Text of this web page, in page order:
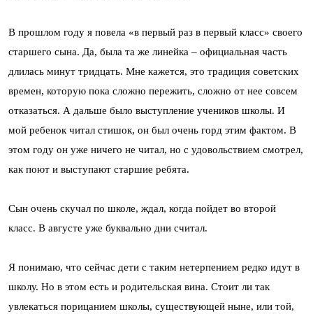
В прошлом году я повела «в первый раз в первый класс» своего
старшего сына. Да, была та же линейка – официальная часть
длилась минут тридцать. Мне кажется, это традиция советских
времен, которую пока сложно пережить, сложно от нее совсем
отказаться. А дальше было выступление учеников школы. И
мой ребенок читал стишок, он был очень горд этим фактом. В
этом году он уже ничего не читал, но с удовольствием смотрел,
как поют и выступают старшие ребята.
Сын очень скучал по школе, ждал, когда пойдет во второй
класс. В августе уже буквально дни считал.
Я понимаю, что сейчас дети с таким нетерпением редко идут в
школу. Но в этом есть и родительская вина. Стоит ли так
увлекаться порицанием школы, существующей ныне, или той,